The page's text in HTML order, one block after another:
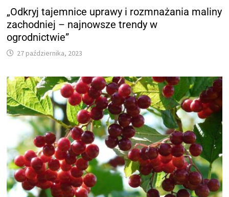
„Odkryj tajemnice uprawy i rozmnażania maliny
zachodniej – najnowsze trendy w
ogrodnictwie”
27 października, 2023